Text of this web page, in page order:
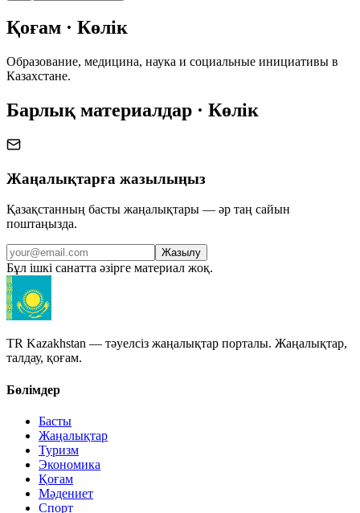
Қоғам · Көлік
Образование, медицина, наука и социальные инициативы в
Казахстане.
Барлық материалдар · Көлік
Жаңалықтарға жазылыңыз
Қазақстанның басты жаңалықтары — әр таң сайын
поштаңызда.
Жазылу
Бұл ішкі санатта әзірге материал жоқ.
TR Kazakhstan — тәуелсіз жаңалықтар порталы. Жаңалықтар,
талдау, қоғам.
Бөлімдер
Басты
Жаңалықтар
Туризм
Экономика
Қоғам
Мәдениет
Спорт